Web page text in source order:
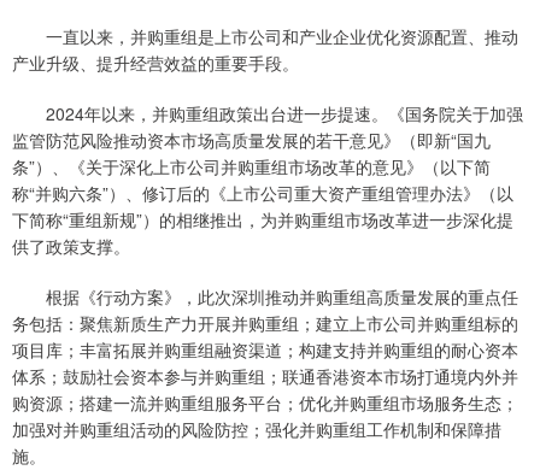
一直以来，并购重组是上市公司和产业企业优化资源配置、推动
产业升级、提升经营效益的重要手段。
2024年以来，并购重组政策出台进一步提速。《国务院关于加强
监管防范风险推动资本市场高质量发展的若干意见》（即新“国九
条”）、《关于深化上市公司并购重组市场改革的意见》（以下简
称“并购六条”）、修订后的《上市公司重大资产重组管理办法》（以
下简称“重组新规”）的相继推出，为并购重组市场改革进一步深化提
供了政策支撑。
根据《行动方案》，此次深圳推动并购重组高质量发展的重点任
务包括：聚焦新质生产力开展并购重组；建立上市公司并购重组标的
项目库；丰富拓展并购重组融资渠道；构建支持并购重组的耐心资本
体系；鼓励社会资本参与并购重组；联通香港资本市场打通境内外并
购资源；搭建一流并购重组服务平台；优化并购重组市场服务生态；
加强对并购重组活动的风险防控；强化并购重组工作机制和保障措
施。